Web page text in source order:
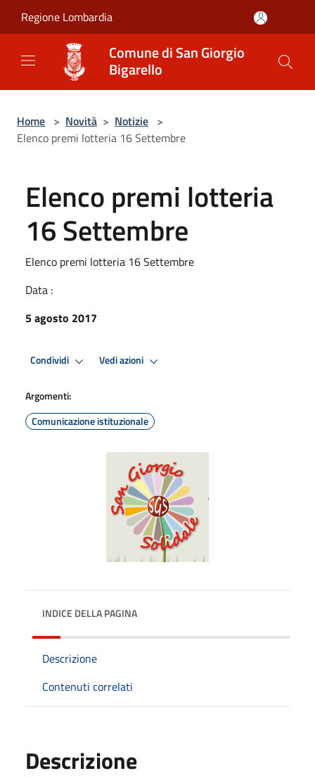
Regione Lombardia
Comune di San Giorgio
Bigarello
Home > Novità > Notizie >
Elenco premi lotteria 16 Settembre
Elenco premi lotteria
16 Settembre
Elenco premi lotteria 16 Settembre
Data :
5 agosto 2017
Condividi Vedi azioni
Argomenti:
Comunicazione istituzionale
INDICE DELLA PAGINA
Descrizione
Contenuti correlati
Descrizione